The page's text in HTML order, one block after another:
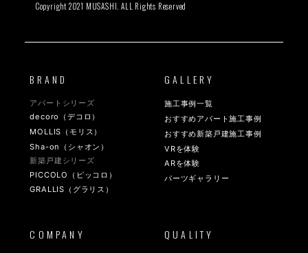
Copyright 2021 MUSASHI. ALL Rights Reserved
BRAND
アパートシリーズ
decoro（デコロ）
MOLLIS（モリス）
Sha-on（シャオン）
新築戸建シリーズ
PICCOLO（ピッコロ）
GRALLIS（グラリス）
GALLERY
施工事例一覧
おすすめアパート施工事例
おすすめ新築戸建施工事例
VRを体験
ARを体験
パーツギャラリー
COMPANY QUALITY